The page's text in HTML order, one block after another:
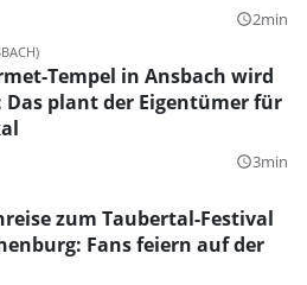
query_builder2min
Tempel in Ansbach wird
plant der Eigentümer für
query_builder3min
zum Taubertal-Festival
Fans feiern auf der